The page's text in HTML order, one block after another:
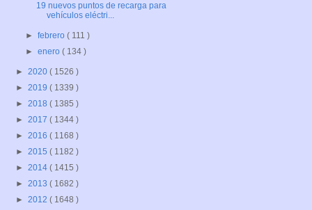
19 nuevos puntos de recarga para
vehículos eléctri...
►febrero( 111 )
►enero( 134 )
► 2020 ( 1526 )
► 2019 ( 1339 )
► 2018 ( 1385 )
► 2017 ( 1344 )
► 2016 ( 1168 )
► 2015 ( 1182 )
► 2014 ( 1415 )
► 2013 ( 1682 )
► 2012 ( 1648 )